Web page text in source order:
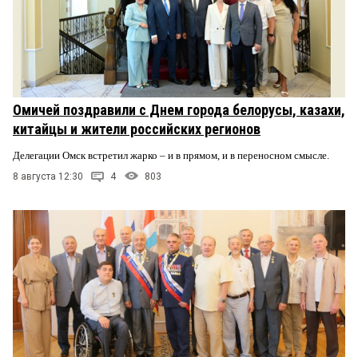
Омичей поздравили с Днем города белорусы, казахи,
китайцы и жители российских регионов
Делегации Омск встретил жарко – и в прямом, и в переносном смысле.
8 августа 12:30 4 803